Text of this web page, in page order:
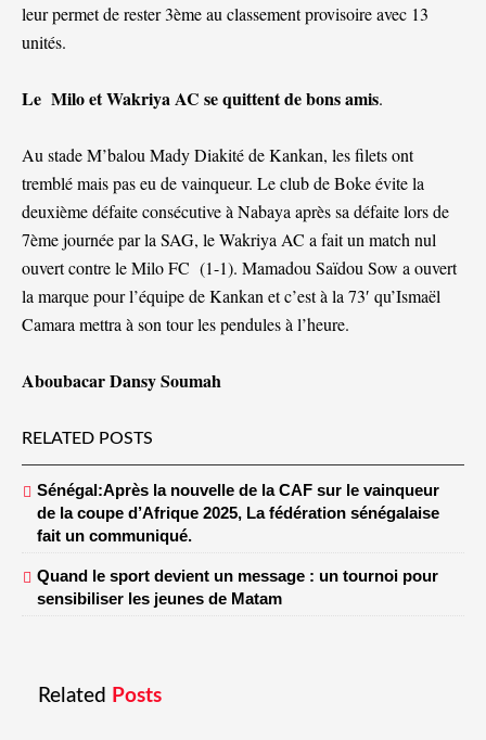
leur permet de rester 3ème au classement provisoire avec 13
unités.
Le Milo et Wakriya AC se quittent de bons amis.
Au stade M’balou Mady Diakité de Kankan, les filets ont
tremblé mais pas eu de vainqueur. Le club de Boke évite la
deuxième défaite consécutive à Nabaya après sa défaite lors de
7ème journée par la SAG, le Wakriya AC a fait un match nul
ouvert contre le Milo FC (1-1). Mamadou Saïdou Sow a ouvert
la marque pour l’équipe de Kankan et c’est à la 73′ qu’Ismaël
Camara mettra à son tour les pendules à l’heure.
Aboubacar Dansy Soumah
RELATED POSTS
Sénégal:Après la nouvelle de la CAF sur le vainqueur
de la coupe d’Afrique 2025, La fédération sénégalaise
fait un communiqué.
Quand le sport devient un message : un tournoi pour
sensibiliser les jeunes de Matam
Related Posts